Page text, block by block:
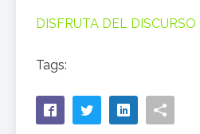
DISFRUTA DEL
Tags: